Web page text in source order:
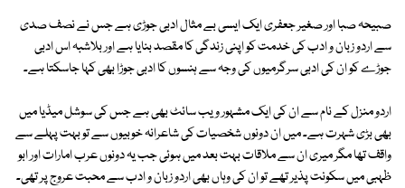
صبیحہ صبا اور صغیر جعفری ایک ایسی بے مثال ادبی جوڑی ہے جس نے نصف صدی
سے اردو زبان و ادب کی خدمت کو اپنی زندگی کا مقصد بنایا ہے اور بلاشبہ اس ادبی
جوڑے کو ان کی ادبی سرگرمیوں کی وجہ سے ہنسوں کا ادبی جوڑا بھی کہا جاسکتا ہے۔
اردو منزل کے نام سے ان کی ایک مشہور ویب سائٹ بھی ہے جس کی سوشل میڈیا میں
بھی بڑی شہرت ہے۔ میں ان دونوں شخصیات کی شاعرانہ خوبیوں سے تو بہت پہلے سے
واقف تھا مگر میری ان سے ملاقات بہت بعد میں ہوئی جب یہ دونوں عرب امارات اور ابو
ظہبی میں سکونت پذیر تھے تو ان کی وہاں بھی اردو زبان و ادب سے محبت عروج پر تھی۔